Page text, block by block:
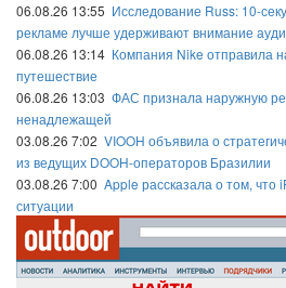
06.08.26 13:55 Исследование Russ: 10-
рекламе лучше удерживают внимание
06.08.26 13:14 Компания Nike отправила
путешествие
06.08.26 13:03 ФАС признала наружную
ненадлежащей
03.08.26 7:02 VIOOH объявила о
из ведущих DOOH-операторов Бразилии
03.08.26 7:00 Apple рассказала о том,
ситуации